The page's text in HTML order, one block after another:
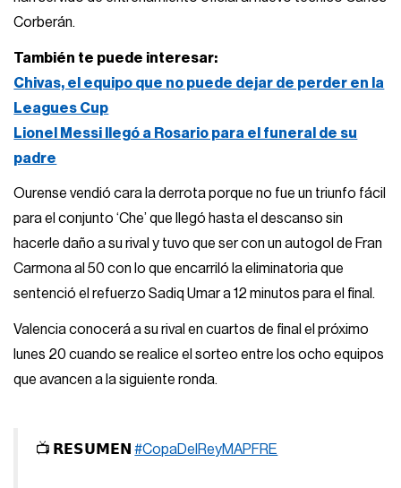
Corberán.
También te puede interesar:
Chivas, el equipo que no puede dejar de perder en la
Leagues Cup
Lionel Messi llegó a Rosario para el funeral de su
padre
Ourense vendió cara la derrota porque no fue un triunfo fácil
para el conjunto ‘Che’ que llegó hasta el descanso sin
hacerle daño a su rival y tuvo que ser con un autogol de Fran
Carmona al 50 con lo que encarriló la eliminatoria que
sentenció el refuerzo Sadiq Umar a 12 minutos para el final.
Valencia conocerá a su rival en cuartos de final el próximo
lunes 20 cuando se realice el sorteo entre los ocho equipos
que avancen a la siguiente ronda.
📺 𝗥𝗘𝗦𝗨𝗠𝗘𝗡#CopaDelReyMAPFRE